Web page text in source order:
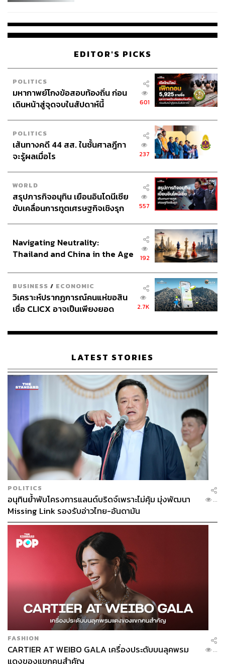
EDITOR'S PICKS
POLITICS
มหากาพย์โกงข้อสอบท้องถิ่น ก่อน
เดินหน้าสู่จุดจบในสัปดาห์นี้
601
POLITICS
เส้นทางคดี 44 สส. ในชั้นศาลฎีกา
จะรู้ผลเมื่อไร
237
WORLD
สรุปภารกิจอนุทิน เยือนอินโดนีเซีย
ขับเคลื่อนการทูตเศรษฐกิจเชิงรุก
557
Navigating Neutrality:
Thailand and China in the Age
192
BUSINESS / ECONOMIC
วิเคราะห์ปรากฏการณ์คนแห่ขอสิน
เชื่อ CLICX อาจเป็นเพียงยอด
เรือนไทยที่ถูกซุกไว้
2.7K
LATEST STORIES
POLITICS
อนุทินย้ำพับโครงการแลนด์บริดจ์เพราะไม่คุ้ม มุ่งพัฒนา
Missing Link รองรับอ่าวไทย-อันดามัน
...
FASHION
CARTIER AT WEIBO GALA เครื่องประดับบนลุคพรม
แดงของแขกคนสำคัญ
...